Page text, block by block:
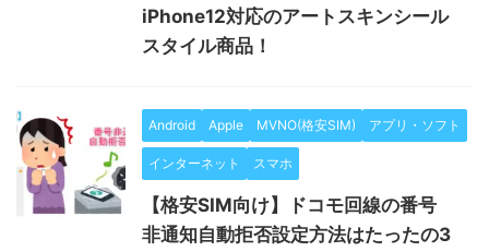
iPhone12対応のアートスキンシール
スタイル商品！
Android Apple MVNO(格安SIM) アプリ・ソフト
インターネット スマホ
【格安SIM向け】ドコモ回線の番号
非通知自動拒否設定方法はたったの3